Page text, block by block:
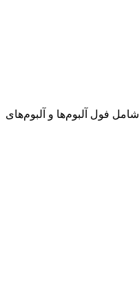
فول آلبوم‌ها و آلبوم‌های